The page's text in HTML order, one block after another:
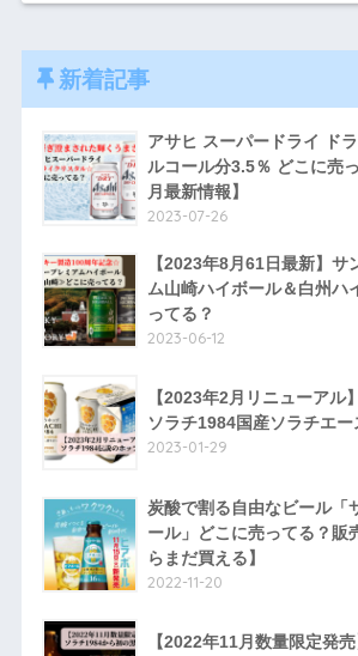
新着記事
アサヒ スーパードライ ド
ルコール分3.5％ どこに売
月最新情報】
2023-07-26
【2023年8月61日最新】サ
ム山崎ハイボール＆白州ハ
ってる？
2023-06-12
【2023年2月リニューアル
ソラチ1984国産ソラチエー
2023-01-29
炭酸で割る自由なビール「
ール」どこに売ってる？販
らまだ買える】
2022-11-20
【2022年11月数量限定発